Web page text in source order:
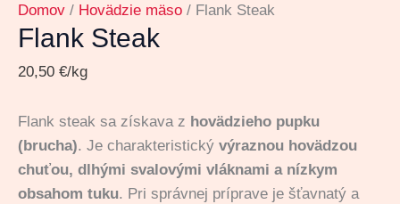
Domov / Hovädzie mäso / Flank Steak
Flank Steak
20,50 €/kg
Flank steak sa získava z hovädzieho pupku
(brucha). Je charakteristický výraznou hovädzou
chuťou, dlhými svalovými vláknami a nízkym
obsahom tuku. Pri správnej príprave je šťavnatý a